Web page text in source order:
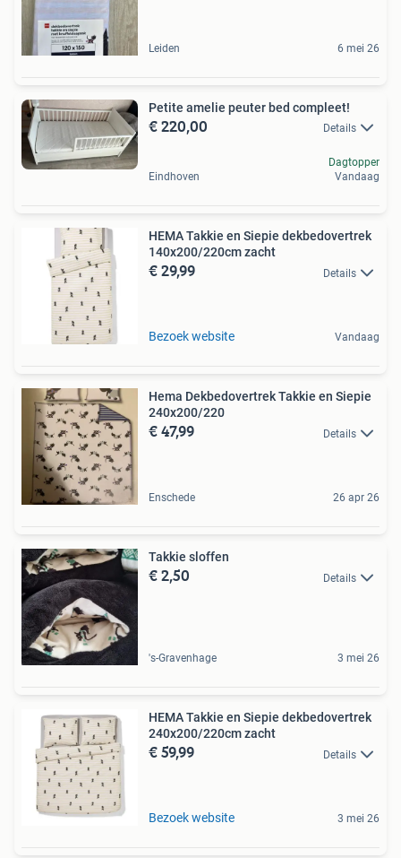
Leiden 6 mei 26
Petite amelie peuter bed compleet!
€ 220,00 Details
Eindhoven
Dagtopper
Vandaag
HEMA Takkie en Siepie dekbedovertrek
140x200/220cm zacht
€ 29,99 Details
Bezoek website Vandaag
Hema Dekbedovertrek Takkie en Siepie
240x200/220
€ 47,99 Details
Enschede 26 apr 26
Takkie sloffen
€ 2,50 Details
's-Gravenhage 3 mei 26
HEMA Takkie en Siepie dekbedovertrek
240x200/220cm zacht
€ 59,99 Details
Bezoek website 3 mei 26